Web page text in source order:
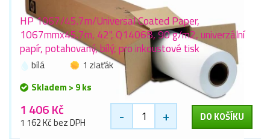
HP 1067/45.7m/Universal Coated Paper,
1067mmx45.7m, 42", Q1406B, 90 g/m2, univerzální
papír, potahovaný, bílý, pro inkoustové tisk
bílá
1 zlaťák
Skladem > 9 ks
1 406 Kč
1 162 Kč bez DPH - + DO KOŠÍKU